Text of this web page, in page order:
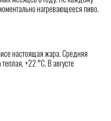
нагревающееся пиво.
настоящая жара. Средняя
+22 °C. В августе